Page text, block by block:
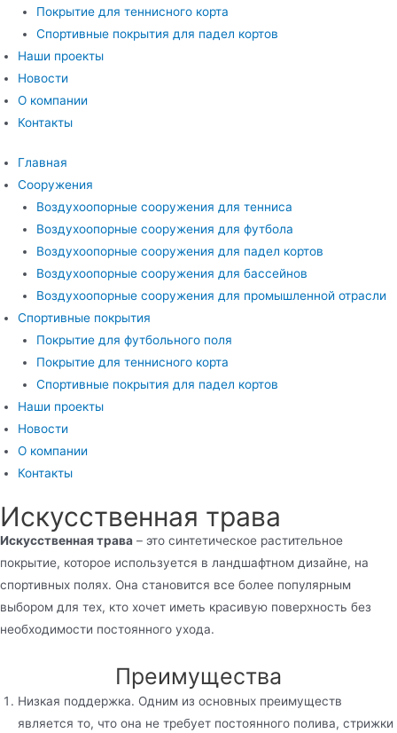
Покрытие для теннисного корта
Спортивные покрытия для падел кортов
Наши проекты
Новости
О компании
Контакты
Главная
Сооружения
Воздухоопорные сооружения для тенниса
Воздухоопорные сооружения для футбола
Воздухоопорные сооружения для падел кортов
Воздухоопорные сооружения для бассейнов
Воздухоопорные сооружения для промышленной отрасли
Спортивные покрытия
Покрытие для футбольного поля
Покрытие для теннисного корта
Спортивные покрытия для падел кортов
Наши проекты
Новости
О компании
Контакты
Искусственная трава
Искусственная трава – это синтетическое растительное
покрытие, которое используется в ландшафтном дизайне, на
спортивных полях. Она становится все более популярным
выбором для тех, кто хочет иметь красивую поверхность без
необходимости постоянного ухода.
Преимущества
Низкая поддержка. Одним из основных преимуществ
является то, что она не требует постоянного полива, стрижки